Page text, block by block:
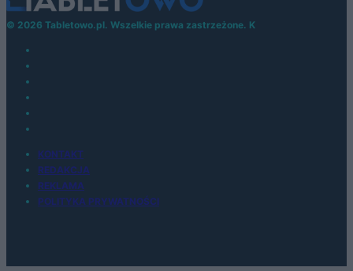
© 2026 Tabletowo.pl. Wszelkie prawa zastrzeżone. K
KONTAKT
REDAKCJA
REKLAMA
POLITYKA PRYWATNOŚCI